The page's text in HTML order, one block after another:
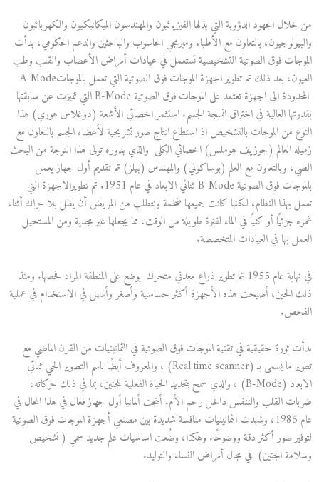
من خلال الجهود الدؤوبة التي بذلها الفيزيائيون والمهندسون الميكانيكيون والكهربائيون
والبيولوجيون، بالتعاون مع الأطباء ومبرمجي الحاسوب والباحثين والدعم الحكومي، بدأت
الموجات فوق الصوتية التشخيصية تستعمل في عيادات أمراض الأعصاب والقلب وطب
العيون، بعد ذلك تم تطوير اجهزة الموجات فوق الصوتية التي تعمل بالموجاتA‑Mode
المحدودة الى اجهزة تعتمد على الموجات فوق الصوتية B-Mode التي تميزت عن سابقتها
بقدرتها العالية في اختراق انسجة الجسم. استثمر اخصائي الأشعة (دوغلاس هوري) هذا
النوع من الموجات بالتشخيص اذ استطاع انتاج صور تشريحية لأعضاء الجسم بالتعاون مع
زميله العالم (جوزيف هوملس) اخصائي الكلى والذي بدوره تولى هذا التوجة من البحث
الطبي، وبالتعاون مع العلم (بوساكوني) والمهندس (بيلز) تم تقديم أول جهاز يعمل
بالموجات فوق الصوتية B-Mode ثنائي الابعاد في عام 1951. تم تطويرالاجهزة التي
تعمل بهذا النظام، لكنها كانت جميعها ضخمة وتتطلب من المريض أن يظل بلا حراك أثناء
غمره جزئيًا أو كليًا في الماء لفترة طويلة من الوقت، مما يجعلها غير مجدية ومن المستحيل
العمل بها في العيادات المتخصصة.
في نهاية عام 1955 تم تطوير ذراع معدني متحرك يوضع على المنطقة المراد فحصها. ومنذ
ذلك الحين، أصبحت هذه الأجهزة أكثر حساسية وأصغر وأسهل في الاستخدام في عملية
الفحص.
بدأت ثورة حقيقية في تقنية الموجات فوق الصوتية في الثمانينيات من القرن الماضي مع
تطوير ما يسمى بـ (Real time scanner) ، والمعروف أيضًا باسم التصوير الحي ثنائي
الابعاد (B-Mode) ، والذي سمح بتحديد الحياة الفعلية للجنين، بما في ذلك حركاته،
ضربات القلب والتنفس داخل رحم الأم. أنتجت ألمانيا أول جهاز فعال في هذا المجال في
عام 1985، وشهدت الثمانينيات منافسة شديدة بين مصنعي أجهزة الموجات فوق الصوتية
لتوفير صور أكثر دقة ووضوحًا. وهكذا، وضُعت اساسيات علم جديد سمي ( تشخيص
وسلامة الجنين) في مجال أمراض النساء والتوليد.